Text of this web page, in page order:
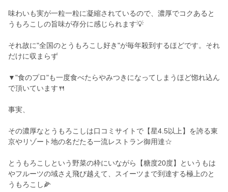
味わいも実が一粒一粒に凝縮されているので、濃厚でコクあると
うもろこしの旨味が存分に感じられます💡
それ故に"全国のとうもろこし好き"が毎年殺到するほどです。それ
だけに収まらず
▼"食のプロ"も一度食べたらやみつきになってしまうほど惚れ込ん
で頂いています🍴
事実、
その濃厚なとうもろこしは口コミサイトで【星4.5以上】を誇る東
京やリゾート地の名だたる一流レストラン御用達☆
とうもろこしという野菜の枠にいながら【糖度20度】というもは
やフルーツの域さえ飛び越えて、スイーツまで到達する極上のと
うもろこし🌽